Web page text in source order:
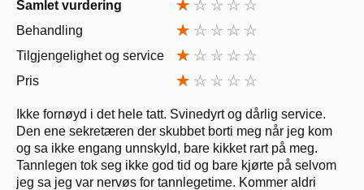
Samlet vurdering
Behandling
Tilgjengelighet og service
Pris
Ikke fornøyd i det hele tatt. Svinedyrt og dårlig service.
Den ene sekretæren der skubbet borti meg når jeg kom
og sa ikke engang unnskyld, bare kikket rart på meg.
Tannlegen tok seg ikke god tid og bare kjørte på selvom
jeg sa jeg var nervøs for tannlegetime. Kommer aldri